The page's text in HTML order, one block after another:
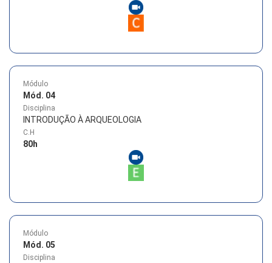
Módulo
Mód. 04
Disciplina
INTRODUÇÃO À ARQUEOLOGIA
C.H
80h
Módulo
Mód. 05
Disciplina